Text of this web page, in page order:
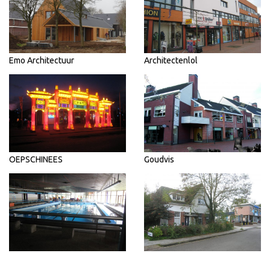
Emo Architectuur Architectenlol
OEPSCHINEES Goudvis